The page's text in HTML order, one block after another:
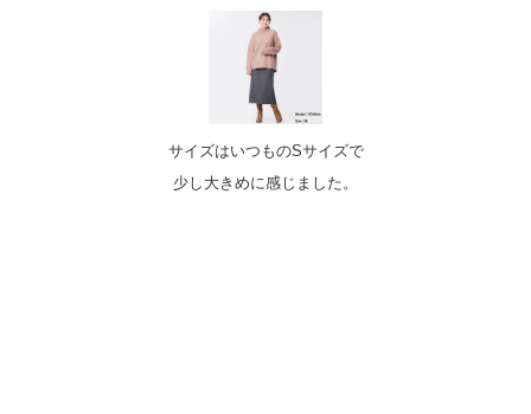
サイズはいつものSサイズで
少し大きめに感じました。